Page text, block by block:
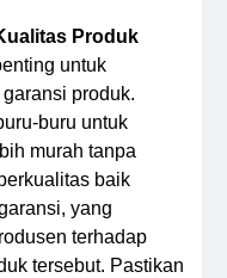
Produk
untuk
produk.
buru untuk
murah tanpa
baik
yang
terhadap
tersebut. Pastikan